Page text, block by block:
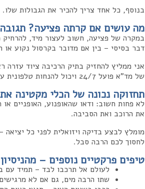
בנוסף, כל אחד צריך להכיר את הגבולות
מה עושים אם קרתה פציעה?
דבר בסיסי – בין אם מדובר בקרסול נקוע
של מד"א פועל 24/7 ויכול להנחות טלפונית עד להגעת הצוות.
תחזוקה נכונה של הכלי מקטינה
לא פחות חשוב: ודאו שהאופנוע, האופניים
את הרוכב ואת הסביבה.
מומלץ לבצע בדיקה ויזואלית לפני כל
לחסוך לכם הרבה סבל.
טיפים פרקטיים נוספים –
לעולם אל תרכבו לבד – תמיד עם
שתו הרבה מים, גם אם לא